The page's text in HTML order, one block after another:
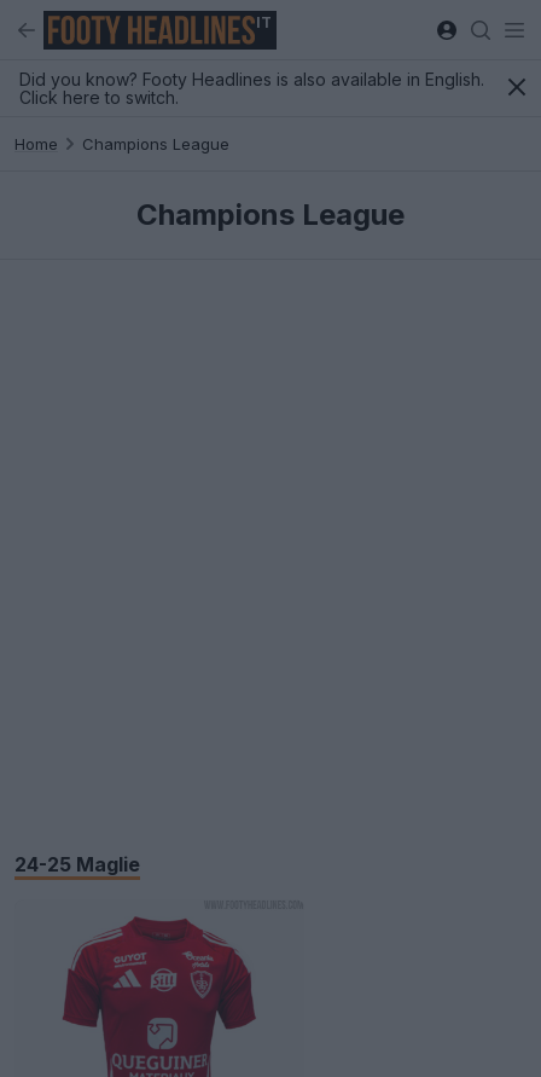
IT
Did you know? Footy Headlines is also available in English.
Click here to switch.
Home Champions League
Champions League
24-25 Maglie